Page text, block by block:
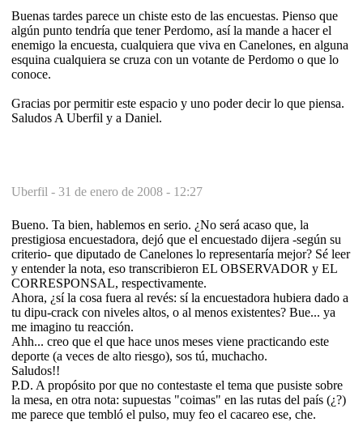
Buenas tardes parece un chiste esto de las encuestas. Pienso que
algún punto tendría que tener Perdomo, así la mande a hacer el
enemigo la encuesta, cualquiera que viva en Canelones, en alguna
esquina cualquiera se cruza con un votante de Perdomo o que lo
conoce.
Gracias por permitir este espacio y uno poder decir lo que piensa.
Saludos A Uberfil y a Daniel.
Uberfil - 31 de enero de 2008 - 12:27
Bueno. Ta bien, hablemos en serio. ¿No será acaso que, la
prestigiosa encuestadora, dejó que el encuestado dijera -según su
criterio- que diputado de Canelones lo representaría mejor? Sé leer
y entender la nota, eso transcribieron EL OBSERVADOR y EL
CORRESPONSAL, respectivamente.
Ahora, ¿sí la cosa fuera al revés: sí la encuestadora hubiera dado a
tu dipu-crack con niveles altos, o al menos existentes? Bue... ya
me imagino tu reacción.
Ahh... creo que el que hace unos meses viene practicando este
deporte (a veces de alto riesgo), sos tú, muchacho.
Saludos!!
P.D. A propósito por que no contestaste el tema que pusiste sobre
la mesa, en otra nota: supuestas "coimas" en las rutas del país (¿?)
me parece que tembló el pulso, muy feo el cacareo ese, che.